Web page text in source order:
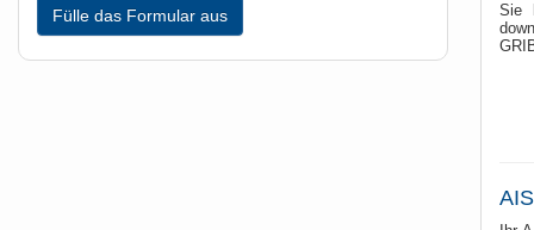
Sie
AIS
Fülle das Formular aus